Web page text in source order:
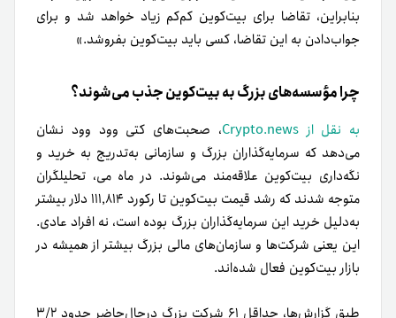
بنابراین، تقاضا برای بیت‌کوین کم‌کم زیاد خواهد شد و برای
جواب‌دادن به این تقاضا، کسی باید بیت‌کوین بفروشد.»
چرا مؤسسه‌های بزرگ به بیت‌کوین جذب می‌شوند؟
به نقل از Crypto.news
، صحبت‌‌های کتی وود وود نشان
می‌دهد که سرمایه‌گذاران بزرگ و سازمانی به‌تدریج به خرید و
نگه‌داری بیت‌کوین علاقه‌مند می‌شوند. در ماه می، تحلیلگران
متوجه شدند که رشد قیمت بیت‌کوین تا رکورد ۱۱۱٬۸۱۴ دلار بیشتر
به‌دلیل خرید این سرمایه‌گذاران بزرگ بوده است، نه افراد عادی.
این یعنی شرکت‌ها و سازمان‌های مالی بزرگ بیشتر از همیشه در
بازار بیت‌کوین فعال شده‌اند.
طبق گزارش‌ها، حداقل ۶۱ شرکت بزرگ در‌حال‌حاضر حدود ۳/۲